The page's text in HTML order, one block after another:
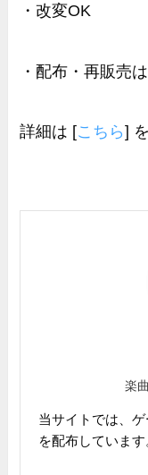
・改変OK
・配布・再販売
詳細は [こちら]
楽
当サイトでは、
を配布しています